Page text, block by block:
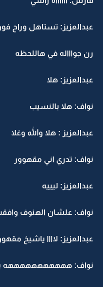
عبدالعزيز: تستاهل وراح
رن جواااله في هاللحظه
عبدالعزيز: هلا
نواف: هلا بالنسيب
عبدالعزيز : هلا والله وغلا
نواف: تدري اني مقهوور
عبدالعزيز: ليييه
نواف: علشان الهنوف
عبدالعزيز: لاااا ياشيخ
نواف: هههههههههههه